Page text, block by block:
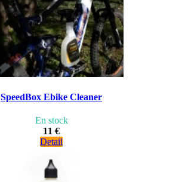
SpeedBox Ebike Cleaner
En stock
11 €
Detail